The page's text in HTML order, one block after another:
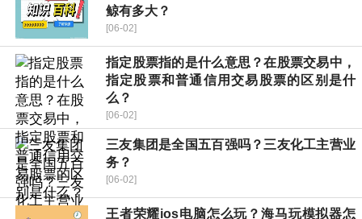
鲸有多大？
[06-02]
指定股票指的是什么意思？在股票交易中，
指定股票和普通信用交易股票的区别是什
么？
[06-02]
三友集团是全国五百强吗？三友化工主营业
务？
[06-02]
王者荣耀ios电脑怎么玩？海马玩模拟器怎